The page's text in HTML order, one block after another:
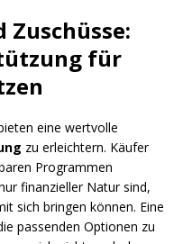
für
eine wertvolle
zu erleichtern. Käufer
Programmen
finanzieller Natur sind,
sich bringen können. Eine
passenden Optionen zu